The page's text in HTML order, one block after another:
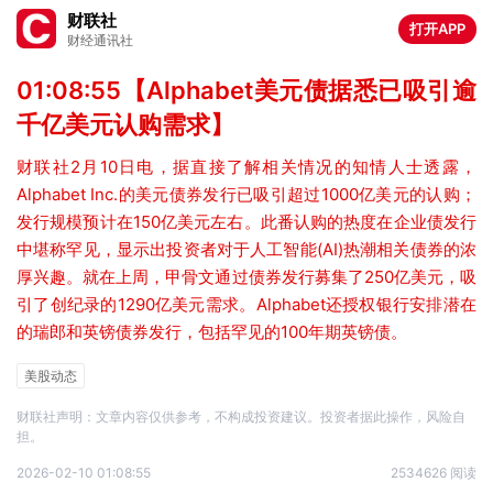
财联社
财经通讯社
打开APP
01:08:55【Alphabet美元债据悉已吸引逾
千亿美元认购需求】
财联社2月10日电，据直接了解相关情况的知情人士透露，
Alphabet Inc.的美元债券发行已吸引超过1000亿美元的认购；
发行规模预计在150亿美元左右。此番认购的热度在企业债发行
中堪称罕见，显示出投资者对于人工智能(AI)热潮相关债券的浓
厚兴趣。就在上周，甲骨文通过债券发行募集了250亿美元，吸
引了创纪录的1290亿美元需求。Alphabet还授权银行安排潜在
的瑞郎和英镑债券发行，包括罕见的100年期英镑债。
美股动态
财联社声明：文章内容仅供参考，不构成投资建议。投资者据此操作，风险自
担。
2026-02-10 01:08:55 2534626 阅读